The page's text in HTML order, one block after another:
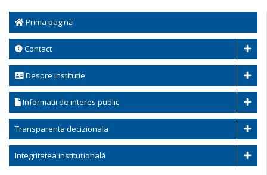
Prima pagină
Contact
Despre institutie
Informatii de interes public
Transparenta decizionala
Integritatea instituțională